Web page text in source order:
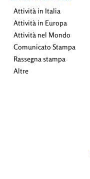
Attività in Italia
Attività in Europa
Attività nel Mondo
Comunicato Stampa
Rassegna stampa
Altre